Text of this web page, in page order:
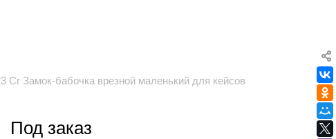
Cr Замок-бабочка врезной маленький для кейсов
Под заказ